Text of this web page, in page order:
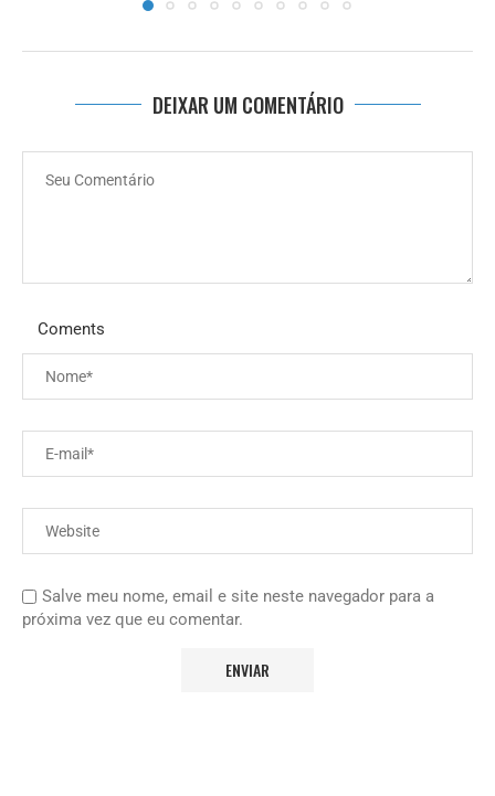
DEIXAR UM COMENTÁRIO
Coments
Salve meu nome, email e site neste navegador para a
próxima vez que eu comentar.